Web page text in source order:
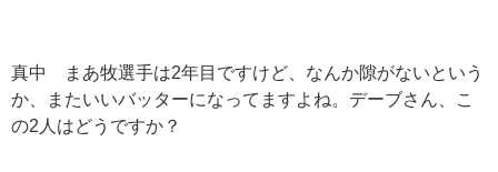
真中 まあ牧選手は2年目ですけど、なんか隙がないという
か、またいいバッターになってますよね。デーブさん、こ
の2人はどうですか？